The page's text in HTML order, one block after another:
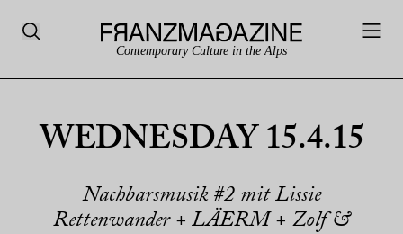
Contemporary Culture in the Alps
WEDNESDAY 15.4.15
Nachbarsmusik #2 mit Lissie
Rettenwander + LÄERM + Zolf &